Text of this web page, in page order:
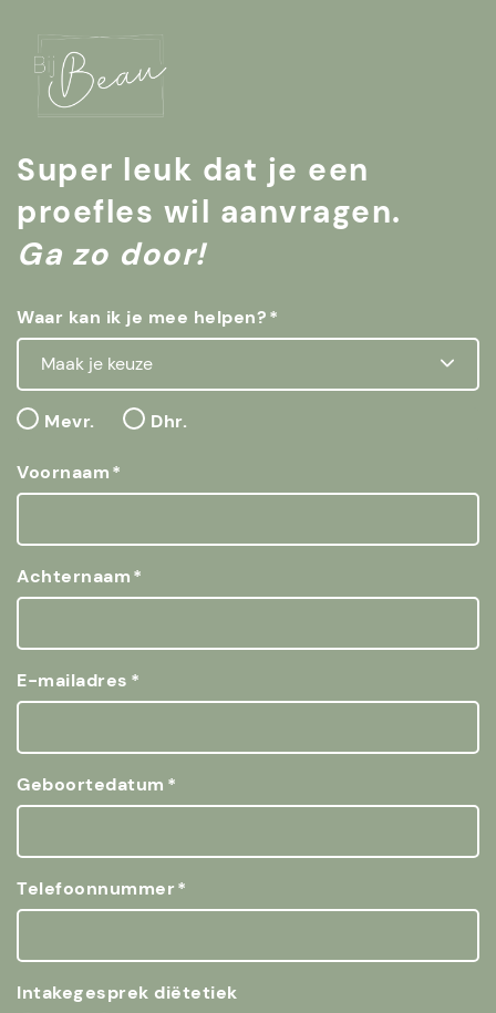
Super leuk dat je een
proefles wil aanvragen.
Ga zo door!
Waar kan ik je mee helpen?
Mevr. Dhr.
Voornaam
Achternaam
E-mailadres
Geboortedatum
Telefoonnummer
Intakegesprek diëtetiek